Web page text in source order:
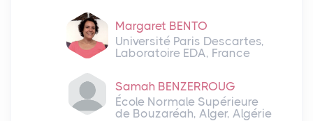
Margaret BENTO
Université Paris Descartes,
Laboratoire EDA, France
Samah BENZERROUG
École Normale Supérieure
de Bouzaréah, Alger, Algérie